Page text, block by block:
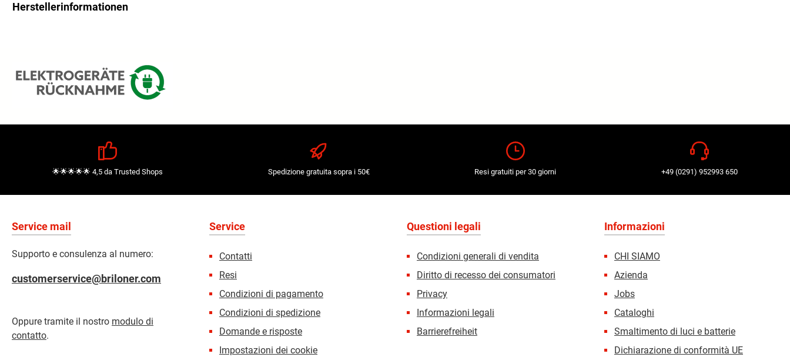
Herstellerinformationen
🌟🌟🌟🌟🌟 4,5 da Trusted Shops Spedizione gratuita sopra i 50€ Resi gratuiti per 30 giorni +49 (0291) 952993 650
Service mail
Supporto e consulenza al numero:
customerservice@briloner.com
Oppure tramite il nostro modulo di
contatto.
Service
Contatti
Resi
Condizioni di pagamento
Condizioni di spedizione
Domande e risposte
Impostazioni dei cookie
Questioni legali
Condizioni generali di vendita
Diritto di recesso dei consumatori
Privacy
Informazioni legali
Barrierefreiheit
Informazioni
CHI SIAMO
Azienda
Jobs
Cataloghi
Smaltimento di luci e batterie
Dichiarazione di conformità UE